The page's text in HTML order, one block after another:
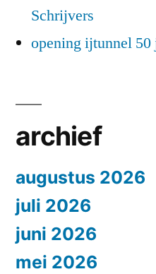
Schrijvers
opening ijtunnel 50
archief
augustus 2026
juli 2026
juni 2026
mei 2026